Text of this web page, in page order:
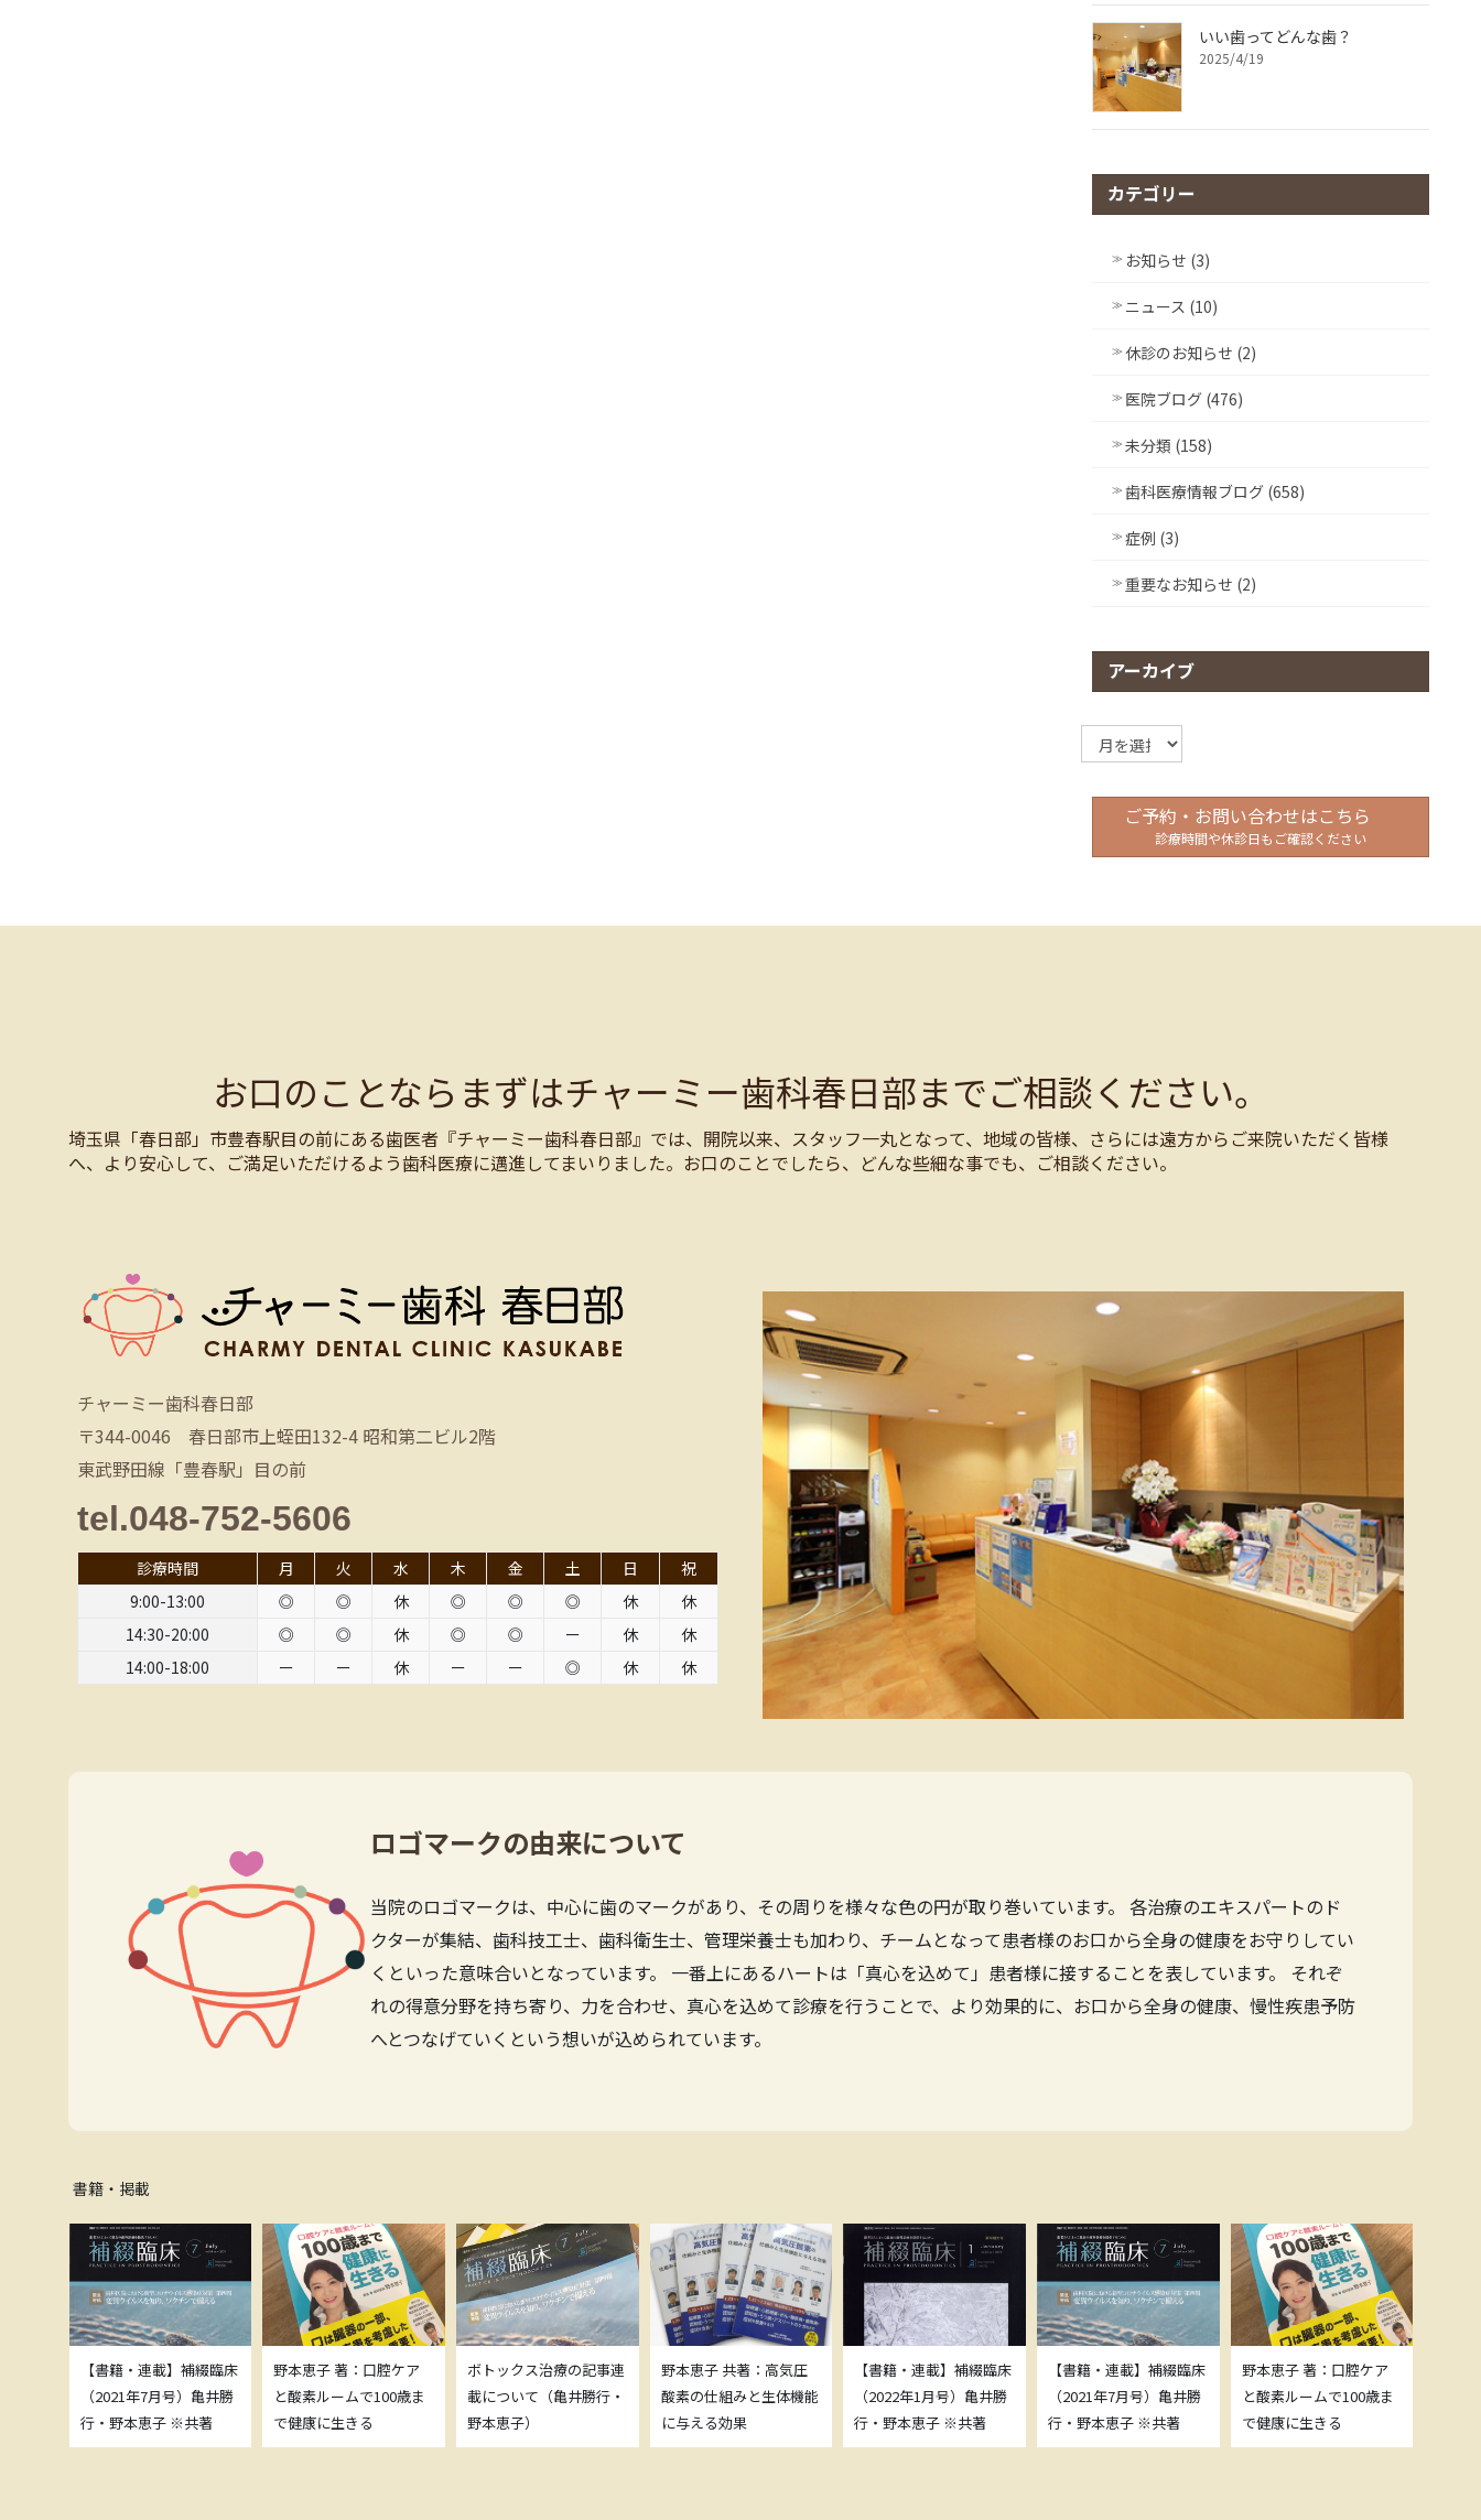
いい歯ってどんな歯？
2025/4/19
カテゴリー
お知らせ (3)
ニュース (10)
休診のお知らせ (2)
医院ブログ (476)
未分類 (158)
歯科医療情報ブログ (658)
症例 (3)
重要なお知らせ (2)
アーカイブ
ア
ー
イ
ご予約・お問い合わせはこちら
診療時間や休診日もご確認ください
お口のことならまずはチャーミー歯科春日部までご相談ください。
埼玉県「春日部」市豊春駅目の前にある歯医者『チャーミー歯科春日部』では、開院以来、スタッフ一丸となって、地域の皆様、さらには遠方からご来院いただく皆様
へ、より安心して、ご満足いただけるよう歯科医療に邁進してまいりました。お口のことでしたら、どんな些細な事でも、ご相談ください。
チャーミー歯科春日部
〒344-0046 春日部市上蛭田132-4 昭和第二ビル2階
東武野田線「豊春駅」目の前
tel.048-752-5606
診療時間 月 火 水 木 金 土 日
祝
9:00-13:00
◎ ◎ 休 ◎ ◎ ◎ 休
休
14:30-20:00
◎ ◎ 休 ◎ ◎ ー 休
休
14:00-18:00
ー ー 休 ー ー ◎ 休 休
ロゴマークの由来について
当院のロゴマークは、中心に歯のマークがあり、その周りを様々な色の円が取り巻いています。 各治療のエキスパートのド
クターが集結、歯科技工士、歯科衛生士、管理栄養士も加わり、チームとなって患者様のお口から全身の健康をお守りしてい
くといった意味合いとなっています。 一番上にあるハートは「真心を込めて」患者様に接することを表しています。 それぞ
れの得意分野を持ち寄り、力を合わせ、真心を込めて診療を行うことで、より効果的に、お口から全身の健康、慢性疾患予防
へとつなげていくという想いが込められています。
書籍・掲載
【書籍・連載】補綴臨床
（2021年7月号）亀井勝
行・野本恵子 ※共著
野本恵子 著：口腔ケア
と酸素ルームで100歳ま
で健康に生きる
ボトックス治療の記事連
載について（亀井勝行・
野本恵子）
野本恵子 共著：高気圧
酸素の仕組みと生体機能
に与える効果
【書籍・連載】補綴臨床
（2022年1月号）亀井勝
行・野本恵子 ※共著
【書籍・連載】補綴臨床
（2021年7月号）亀井勝
行・野本恵子 ※共著
野本恵子 著：口腔ケア
と酸素ルームで100歳ま
で健康に生きる